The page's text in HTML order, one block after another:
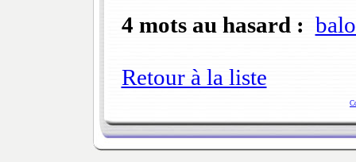
4 mots au hasard :
Retour à la liste